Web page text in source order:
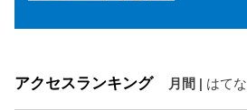
アクセスランキング 月間 はて